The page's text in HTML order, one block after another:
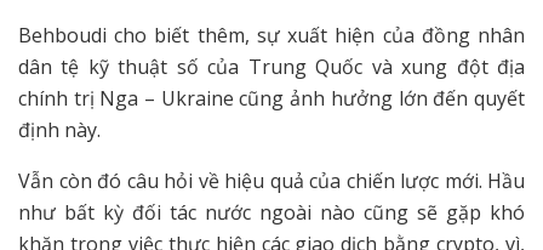
Behboudi cho biết thêm, sự xuất hiện của đồng nhân
dân tệ kỹ thuật số của Trung Quốc và xung đột địa
chính trị Nga – Ukraine cũng ảnh hưởng lớn đến quyết
định này.
Vẫn còn đó câu hỏi về hiệu quả của chiến lược mới. Hầu
như bất kỳ đối tác nước ngoài nào cũng sẽ gặp khó
khăn trong việc thực hiện các giao dịch bằng crypto, vì,